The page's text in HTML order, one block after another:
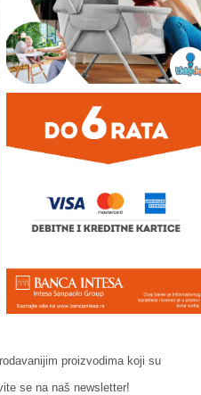
proizvodima koji su
se na naš newsletter!